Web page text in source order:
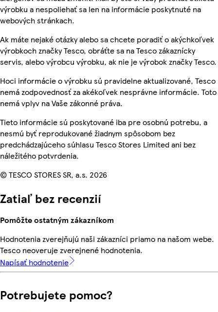
výrobku a nespoliehať sa len na informácie poskytnuté na
webových stránkach.
Ak máte nejaké otázky alebo sa chcete poradiť o akýchkoľvek
výrobkoch značky Tesco, obráťte sa na Tesco zákaznícky
servis, alebo výrobcu výrobku, ak nie je výrobok značky Tesco.
Hoci informácie o výrobku sú pravidelne aktualizované, Tesco
nemá zodpovednosť za akékoľvek nesprávne informácie. Toto
nemá vplyv na Vaše zákonné práva.
Tieto informácie sú poskytované iba pre osobnú potrebu, a
nesmú byť reprodukované žiadnym spôsobom bez
predchádzajúceho súhlasu Tesco Stores Limited ani bez
náležitého potvrdenia.
© TESCO STORES SR, a.s. 2026
Zatiaľ bez recenzií
Pomôžte ostatným zákazníkom
Hodnotenia zverejňujú naši zákazníci priamo na našom webe.
Tesco neoveruje zverejnené hodnotenia.
Napísať hodnotenie
Potrebujete pomoc?